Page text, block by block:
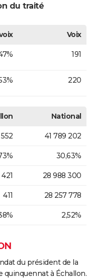
du traité
Voix
191
220
National
552 41 789 202
30,63%
421 28 988 300
411 28 257 778
2,52%
du président de la
quinquennat à Échallon.